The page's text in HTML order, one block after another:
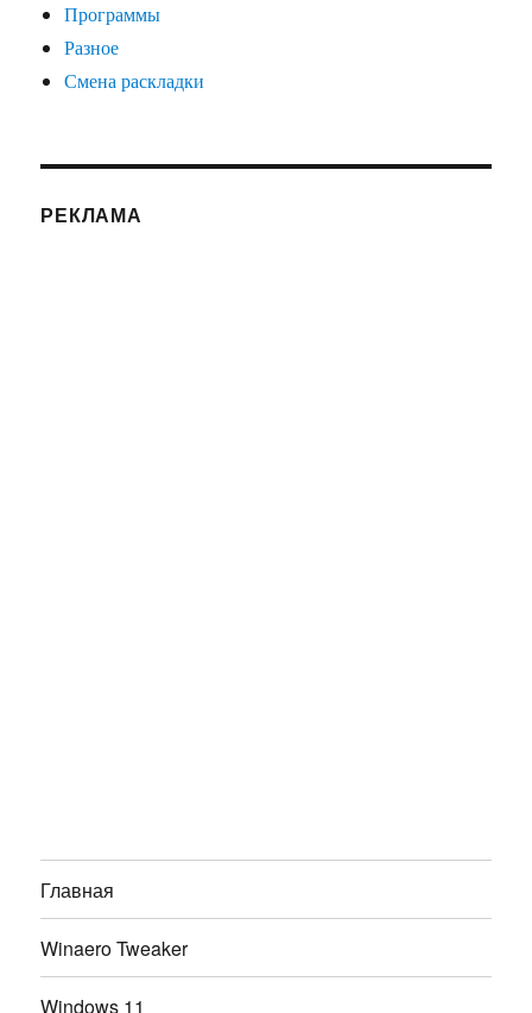
Программы
Разное
Смена раскладки
РЕКЛАМА
Главная
Winaero Tweaker
Windows 11